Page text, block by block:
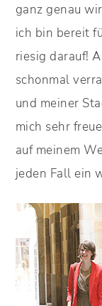
ganz genau
ich bin bereit
riesig darauf!
schonmal
und meiner
mich sehr
auf meinem
jeden Fall ein